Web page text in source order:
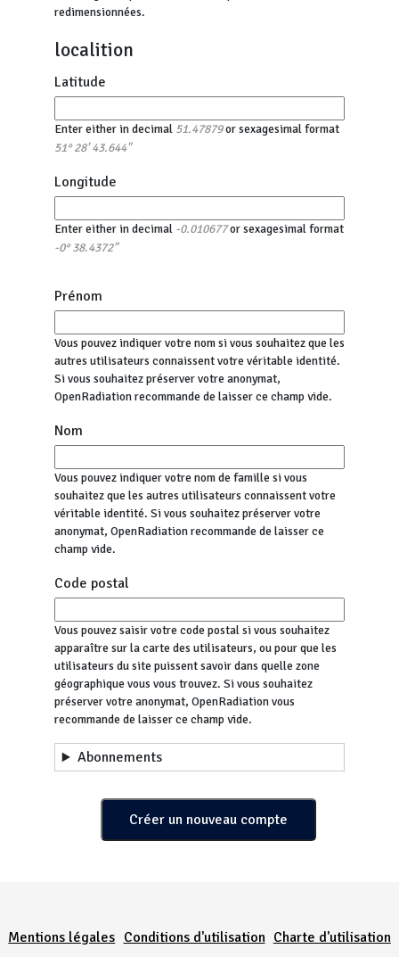
redimensionnées.
localition
Latitude
Enter either in decimal 51.47879or sexagesimal format
51° 28' 43.644"
Longitude
Enter either in decimal -0.010677or sexagesimal format
-0° 38.4372"
Prénom
Vous pouvez indiquer votre nom si vous souhaitez que les
autres utilisateurs connaissent votre véritable identité.
Si vous souhaitez préserver votre anonymat,
OpenRadiation recommande de laisser ce champ vide.
Nom
Vous pouvez indiquer votre nom de famille si vous
souhaitez que les autres utilisateurs connaissent votre
véritable identité. Si vous souhaitez préserver votre
anonymat, OpenRadiation recommande de laisser ce
champ vide.
Code postal
Vous pouvez saisir votre code postal si vous souhaitez
apparaître sur la carte des utilisateurs, ou pour que les
utilisateurs du site puissent savoir dans quelle zone
géographique vous vous trouvez. Si vous souhaitez
préserver votre anonymat, OpenRadiation vous
recommande de laisser ce champ vide.
Abonnements
Mentions légales Conditions d'utilisation Charte d'utilisation